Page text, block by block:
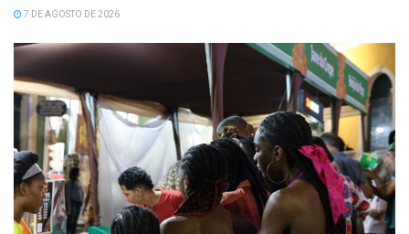
7 DE AGOSTO DE 2026